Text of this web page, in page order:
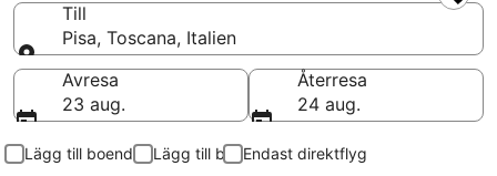
Till
Pisa, Toscana, Italien
Till
Avresa
23 aug.
Återresa
24 aug.
Lägg till boende Lägg till bil
Endast direktflyg